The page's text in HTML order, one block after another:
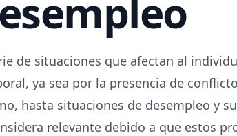
de situaciones que afectan al
ya sea por la presencia de
hasta situaciones de desempleo y
relevante debido a que estos